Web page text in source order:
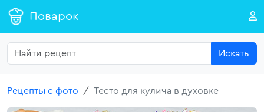
Поварок
Искать
Рецепты с фото Тесто для кулича в духовке